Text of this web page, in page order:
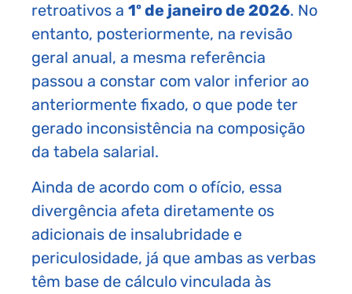
retroativos a 1º de janeiro de 2026. No
entanto, posteriormente, na revisão
geral anual, a mesma referência
passou a constar com valor inferior ao
anteriormente fixado, o que pode ter
gerado inconsistência na composição
da tabela salarial.
Ainda de acordo com o ofício, essa
divergência afeta diretamente os
adicionais de insalubridade e
periculosidade, já que ambas as verbas
têm base de cálculo vinculada às